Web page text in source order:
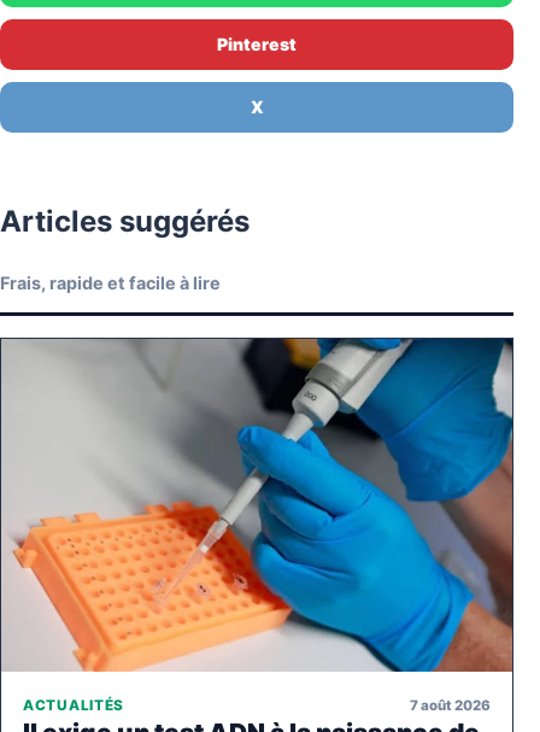
Pinterest
X
Articles suggérés
Frais, rapide et facile à lire
ACTUALITÉS 7 août 2026